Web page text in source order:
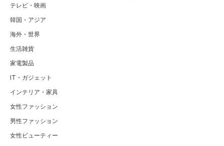
テレビ・映画
韓国・アジア
海外・世界
生活雑貨
家電製品
IT・ガジェット
インテリア・家具
女性ファッション
男性ファッション
女性ビューティー